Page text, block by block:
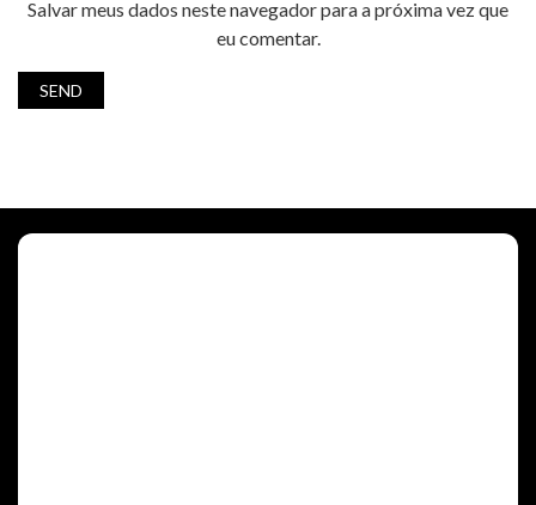
Salvar meus dados neste navegador para a próxima vez que
eu comentar.